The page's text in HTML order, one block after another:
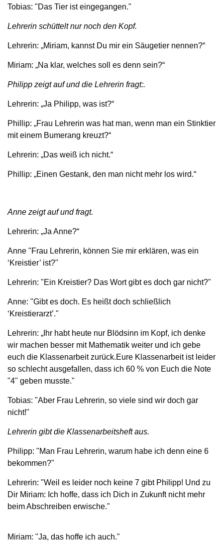
Tobias: "Das Tier ist eingegangen."
Lehrerin schüttelt nur noch den Kopf.
Lehrerin: „Miriam, kannst Du mir ein Säugetier nennen?“
Miriam: „Na klar, welches soll es denn sein?“
Philipp zeigt auf und die Lehrerin fragt:.
Lehrerin: „Ja Philipp, was ist?“
Phillip: „Frau Lehrerin was hat man, wenn man ein Stinktier
mit einem Bumerang kreuzt?“
Lehrerin: „Das weiß ich nicht.“
Phillip: „Einen Gestank, den man nicht mehr los wird.“
Anne zeigt auf und fragt.
Lehrerin: „Ja Anne?“
Anne "Frau Lehrerin, können Sie mir erklären, was ein
‘Kreistier’ ist?"
Lehrerin: "Ein Kreistier? Das Wort gibt es doch gar nicht?"
Anne: "Gibt es doch. Es heißt doch schließlich
‘Kreistierarzt’."
Lehrerin: „Ihr habt heute nur Blödsinn im Kopf, ich denke
wir machen besser mit Mathematik weiter und ich gebe
euch die Klassenarbeit zurück.Eure Klassenarbeit ist leider
so schlecht ausgefallen, dass ich 60 % von Euch die Note
"4" geben musste."
Tobias: "Aber Frau Lehrerin, so viele sind wir doch gar
nicht!"
Lehrerin gibt die Klassenarbeitsheft aus.
Philipp: "Man Frau Lehrerin, warum habe ich denn eine 6
bekommen?"
Lehrerin: "Weil es leider noch keine 7 gibt Philipp! Und zu
Dir Miriam: Ich hoffe, dass ich Dich in Zukunft nicht mehr
beim Abschreiben erwische."
Miriam: "Ja, das hoffe ich auch."